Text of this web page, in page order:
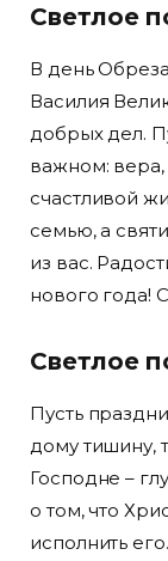
Светлое
В день
Василия
добрых дел.
важном:
счастливой
семью, а
из вас.
нового года!
Светлое
Пусть
дому тишину,
Господне –
о том, что
исполнить